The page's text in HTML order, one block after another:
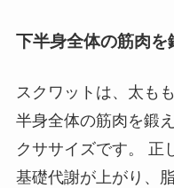
下半身全体の筋肉
スクワットは、太も
半身全体の筋肉を鍛
クササイズです。 正
基礎代謝が上がり、